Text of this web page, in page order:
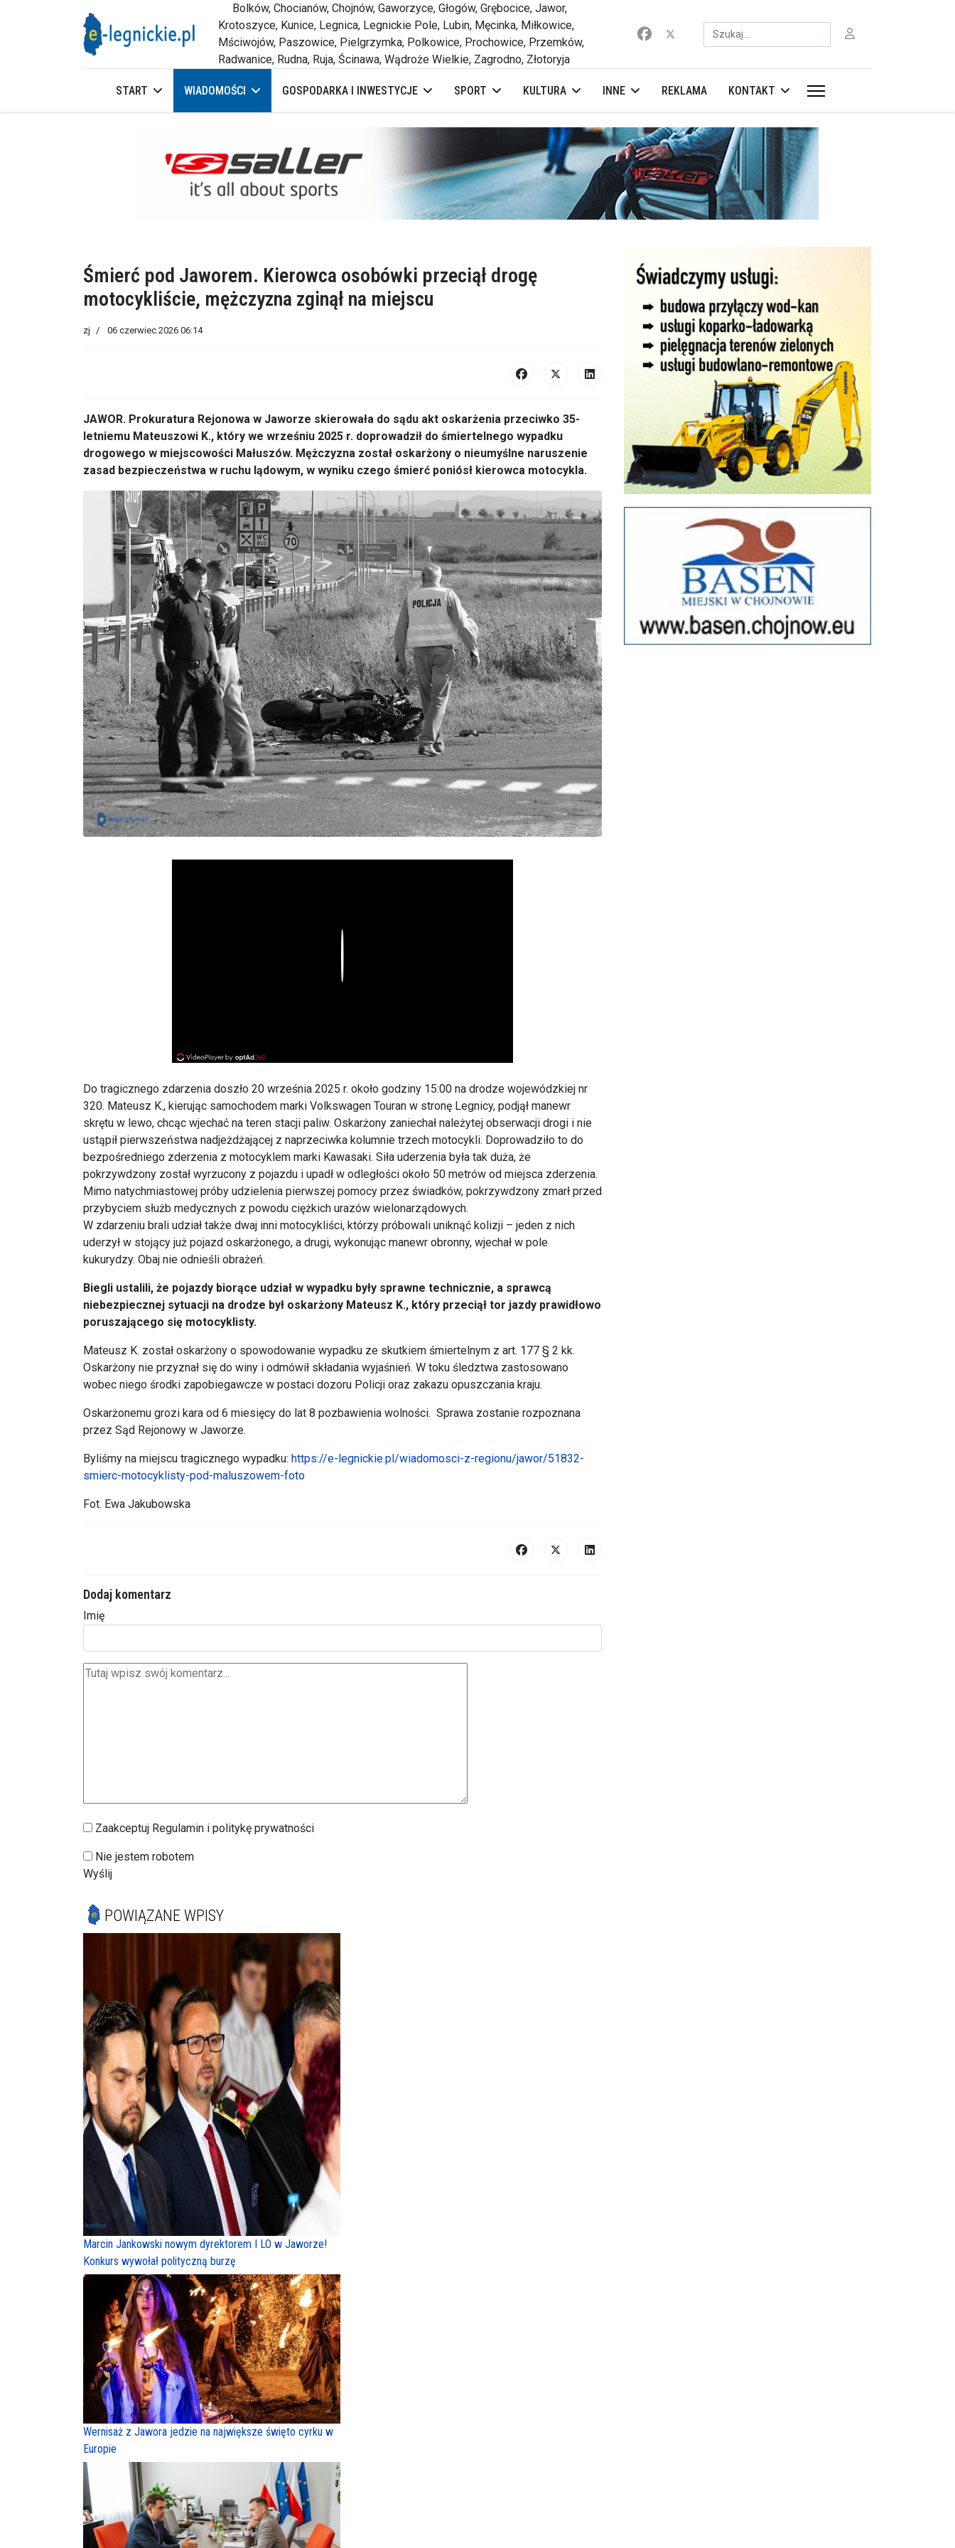
Bolków, Chocianów, Chojnów, Gaworzyce, Głogów, Grębocice, Jawor,
Krotoszyce, Kunice, Legnica, Legnickie Pole, Lubin, Męcinka, Miłkowice,
Mściwojów, Paszowice, Pielgrzymka, Polkowice, Prochowice, Przemków,
Radwanice, Rudna, Ruja, Ścinawa, Wądroże Wielkie, Zagrodno, Złotoryja
Szukaj
START WIADOMOŚCI GOSPODARKA I INWESTYCJE SPORT KULTURA INNE REKLAMA KONTAKT
Śmierć pod Jaworem. Kierowca osobówki przeciął drogę
motocykliście, mężczyzna zginął na miejscu
zj 06 czerwiec 2026 06:14
JAWOR. Prokuratura Rejonowa w Jaworze skierowała do sądu akt oskarżenia przeciwko 35-
letniemu Mateuszowi K., który we wrześniu 2025 r. doprowadził do śmiertelnego wypadku
drogowego w miejscowości Małuszów. Mężczyzna został oskarżony o nieumyślne naruszenie
zasad bezpieczeństwa w ruchu lądowym, w wyniku czego śmierć poniósł kierowca motocykla.
Do tragicznego zdarzenia doszło 20 września 2025 r. około godziny 15:00 na drodze wojewódzkiej nr
320. Mateusz K., kierując samochodem marki Volkswagen Touran w stronę Legnicy, podjął manewr
skrętu w lewo, chcąc wjechać na teren stacji paliw. Oskarżony zaniechał należytej obserwacji drogi i nie
ustąpił pierwszeństwa nadjeżdżającej z naprzeciwka kolumnie trzech motocykli. Doprowadziło to do
bezpośredniego zderzenia z motocyklem marki Kawasaki. Siła uderzenia była tak duża, że
pokrzywdzony został wyrzucony z pojazdu i upadł w odległości około 50 metrów od miejsca zderzenia.
Mimo natychmiastowej próby udzielenia pierwszej pomocy przez świadków, pokrzywdzony zmarł przed
przybyciem służb medycznych z powodu ciężkich urazów wielonarządowych.
W zdarzeniu brali udział także dwaj inni motocykliści, którzy próbowali uniknąć kolizji – jeden z nich
uderzył w stojący już pojazd oskarżonego, a drugi, wykonując manewr obronny, wjechał w pole
kukurydzy. Obaj nie odnieśli obrażeń.
Biegli ustalili, że pojazdy biorące udział w wypadku były sprawne technicznie, a sprawcą
niebezpiecznej sytuacji na drodze był oskarżony Mateusz K., który przeciął tor jazdy prawidłowo
poruszającego się motocyklisty.
Mateusz K. został oskarżony o spowodowanie wypadku ze skutkiem śmiertelnym z art. 177 § 2 kk.
Oskarżony nie przyznał się do winy i odmówił składania wyjaśnień. W toku śledztwa zastosowano
wobec niego środki zapobiegawcze w postaci dozoru Policji oraz zakazu opuszczania kraju.
Oskarżonemu grozi kara od 6 miesięcy do lat 8 pozbawienia wolności. Sprawa zostanie rozpoznana
przez Sąd Rejonowy w Jaworze.
Byliśmy na miejscu tragicznego wypadku: https://e-legnickie.pl/wiadomosci-z-regionu/jawor/51832-
smierc-motocyklisty-pod-maluszowem-foto
Fot. Ewa Jakubowska
Dodaj komentarz
Imię
Zaakceptuj Regulamin i politykę prywatności
Nie jestem robotem
Wyślij
POWIĄZANE WPISY
Marcin Jankowski nowym dyrektorem I LO w Jaworze!
Konkurs wywołał polityczną burzę
Wernisaż z Jawora jedzie na największe święto cyrku w
Europie